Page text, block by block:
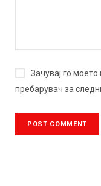
Зачувај го
пребарувач за